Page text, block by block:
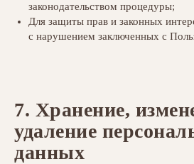
законодательством процедуры;
Для защиты прав и законных
с нарушением заключенных с
7. Хранение,
удаление
данных